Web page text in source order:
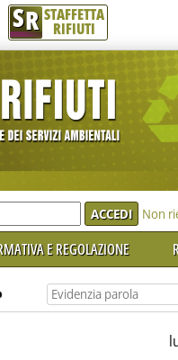
interamente la notizia.
SR STAFFETTA
RIFIUTI
Non
E REGOLAZIONE